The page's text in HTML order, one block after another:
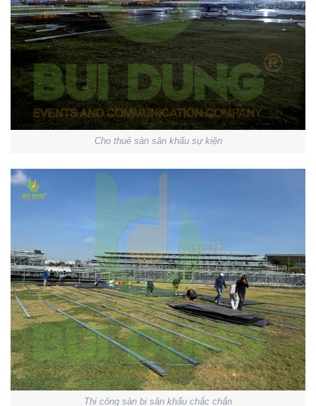
Cho thuê sàn sân khấu sự kiện
Thi công sàn bi sân khấu chắc chắn